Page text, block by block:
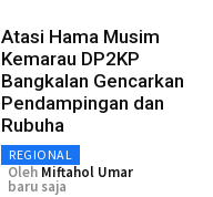
Atasi Hama Musim
Kemarau DP2KP
Bangkalan Gencarkan
Pendampingan dan
Rubuha
REGIONAL
Oleh Miftahol Umar
baru saja